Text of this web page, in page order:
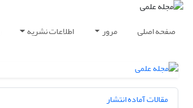
صفحه اصلی مرور اطلاعات نشریه
مقالات آماده انتشار